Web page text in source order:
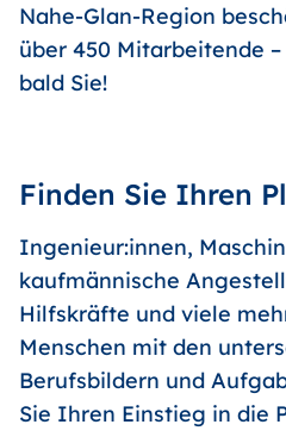
Nahe-Glan-Region
über 450 Mitarbeitende
bald Sie!
Finden Sie Ihren
Ingenieur:innen,
kaufmännische
Hilfskräfte und viele
Menschen mit den
Berufsbildern und
Sie Ihren Einstieg in die